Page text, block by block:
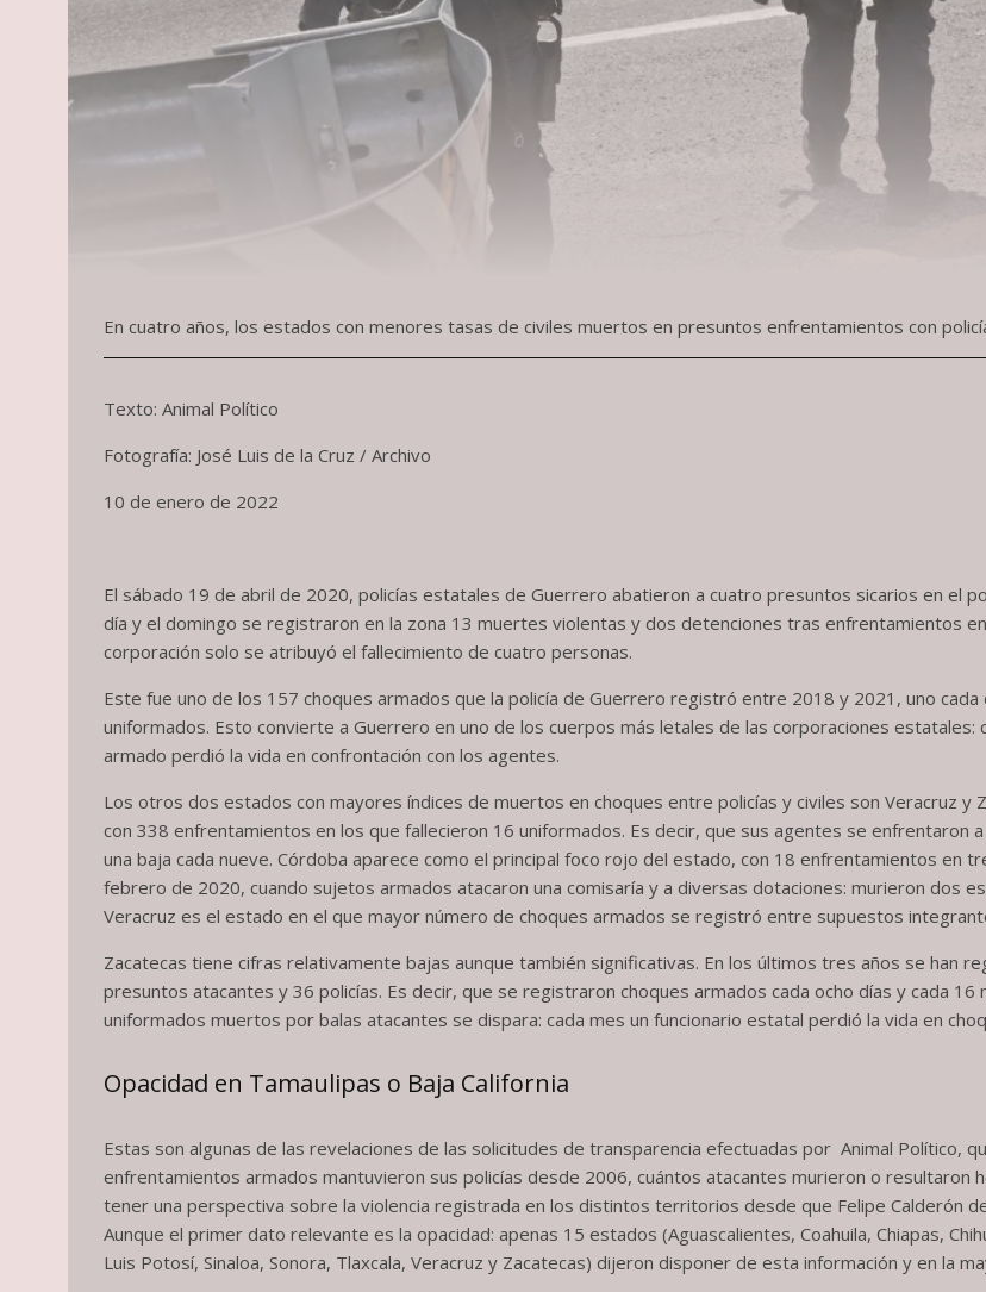
En cuatro años, los estados con menores tasas de civiles muertos en presuntos enfrentamientos con
Texto: Animal Político
Fotografía: José Luis de la Cruz / Archivo
10 de enero de 2022
El sábado 19 de abril de 2020, policías estatales de Guerrero abatieron a cuatro presuntos sicarios en el
día y el domingo se registraron en la zona 13 muertes violentas y dos detenciones tras enfrentamientos
corporación solo se atribuyó el fallecimiento de cuatro personas.
Este fue uno de los 157 choques armados que la policía de Guerrero registró entre 2018 y 2021, uno
uniformados. Esto convierte a Guerrero en uno de los cuerpos más letales de las corporaciones estatales:
armado perdió la vida en confrontación con los agentes.
Los otros dos estados con mayores índices de muertos en choques entre policías y civiles son Veracruz
con 338 enfrentamientos en los que fallecieron 16 uniformados. Es decir, que sus agentes se enfrentaron
una baja cada nueve. Córdoba aparece como el principal foco rojo del estado, con 18 enfrentamientos en
febrero de 2020, cuando sujetos armados atacaron una comisaría y a diversas dotaciones: murieron dos
Veracruz es el estado en el que mayor número de choques armados se registró entre supuestos
Zacatecas tiene cifras relativamente bajas aunque también significativas. En los últimos tres años se han
presuntos atacantes y 36 policías. Es decir, que se registraron choques armados cada ocho días y cada
uniformados muertos por balas atacantes se dispara: cada mes un funcionario estatal perdió la vida en
Opacidad en Tamaulipas o Baja California
Estas son algunas de las revelaciones de las solicitudes de transparencia efectuadas por Animal Político,
enfrentamientos armados mantuvieron sus policías desde 2006, cuántos atacantes murieron o resultaron
tener una perspectiva sobre la violencia registrada en los distintos territorios desde que Felipe Calderón
Aunque el primer dato relevante es la opacidad: apenas 15 estados (Aguascalientes, Coahuila, Chiapas,
Luis Potosí, Sinaloa, Sonora, Tlaxcala, Veracruz y Zacatecas) dijeron disponer de esta información y en la